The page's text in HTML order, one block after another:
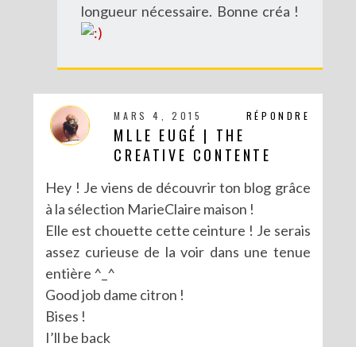
longueur nécessaire. Bonne créa !
RÉPONDRE
MARS 4, 2015
MLLE EUGÉ | THE
CREATIVE CONTENTE
Hey ! Je viens de découvrir ton blog grâce
à la sélection MarieClaire maison !
Elle est chouette cette ceinture ! Je serais
assez curieuse de la voir dans une tenue
entière ^_^
Good job dame citron !
Bises !
I’ll be back